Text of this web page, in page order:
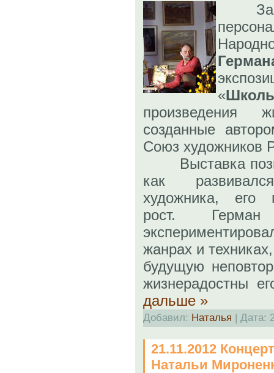
«
произведения
созданные
Союз художников
Выставка
как
художника, его
рост.
жанрах и
будущую
жизнерадостны
дальше »
Добавил: Наталья | Дата:
21.11.2012
Натальи